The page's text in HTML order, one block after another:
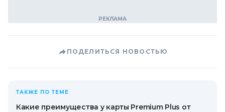
ПОДЕЛИТЬСЯ НОВОСТЬЮ
ТАКЖЕ ПО ТЕМЕ
Какие преимущества у карты Premium Plus от